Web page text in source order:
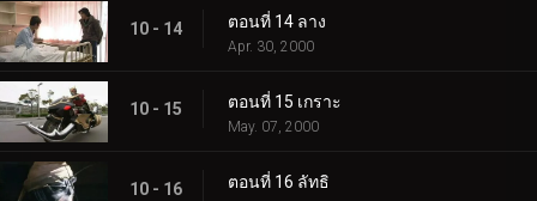
10 - 14 ตอนที่ 14 ลาง
Apr. 30, 2000
10 - 15 ตอนที่ 15 เกราะ
May. 07, 2000
10 - 16 ตอนที่ 16 ลัทธิ